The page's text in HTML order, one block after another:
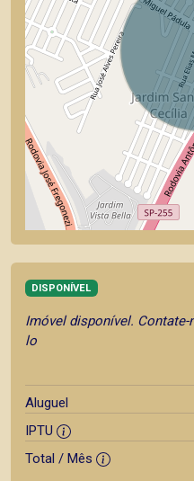
DISPONÍVEL
Imóvel disponível.
lo
Aluguel
IPTU
Total / Mês